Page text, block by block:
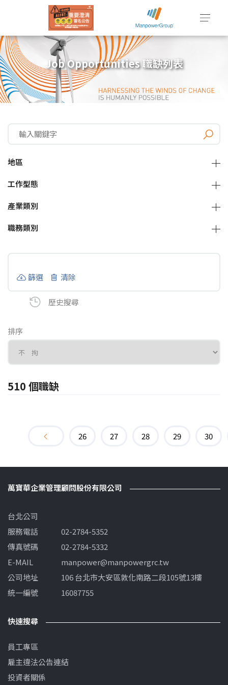
Job Opportunities 職缺列表
地區
工作型態
產業類別
職務類別
篩選 清除
歷史搜尋
排序
510 個職缺
26 27 28 29 30
萬寶華企業管理顧問股份有限公司
台北公司
服務電話
02-2784-5352
傳真號碼
02-2784-5332
E-MAIL
manpower@manpowergrc.tw
公司地址
106 台北市大安區敦化南路二段105號13樓
統一編號
16087755
快速搜尋
員工專區
雇主違法公告連結
投資者關係